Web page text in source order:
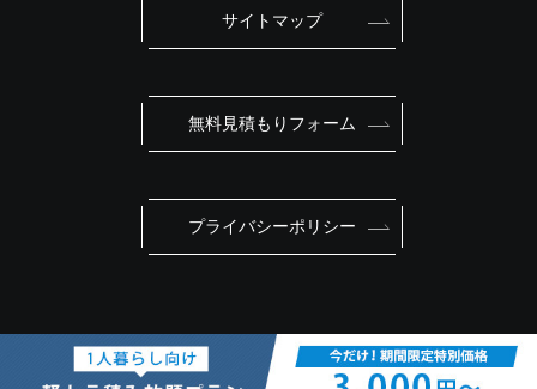
サイトマップ
無料見積もりフォーム
プライバシーポリシー